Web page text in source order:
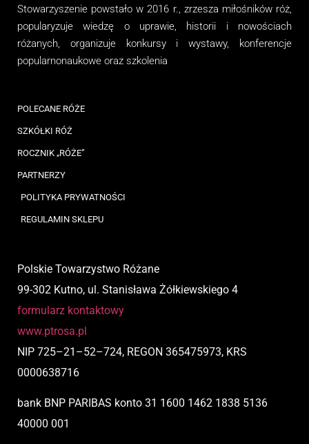
Stowarzyszenie powstało w 2016 r., zrzesza miłośników róż,
popularyzuje wiedzę o uprawie, historii i nowościach
różanych, organizujekonkursy i wystawy, konferencje
popularnonaukowe oraz szkolenia
POLECANE RÓŻE
SZKÓŁKI RÓŻ
ROCZNIK „RÓŻE”
PARTNERZY
POLITYKA PRYWATNOŚCI
REGULAMIN SKLEPU
Polskie Towarzystwo Różane
99-302 Kutno, ul. Stanisława Żółkiewskiego 4
formularz kontaktowy
www.ptrosa.pl
NIP 725–21 –52–724, REGON 365475973, KRS
0000638716
bank BNP PARIBAS konto 31 1600 1462 1838 5136
40000 001